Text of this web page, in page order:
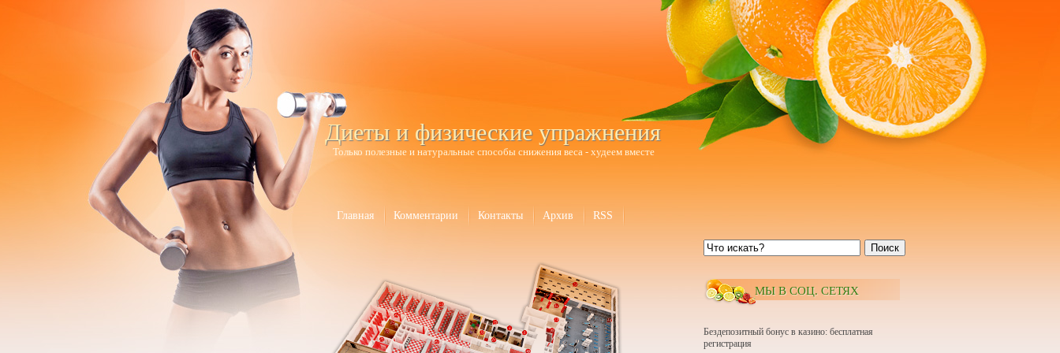
Диеты и физические упражнения
Только полезные и натуральные способы снижения веса - худеем вместе
Главная Комментарии Контакты Архив RSS
Поиск
МЫ В СОЦ. СЕТЯХ
Бездепозитный бонус в казино: бесплатная
регистрация